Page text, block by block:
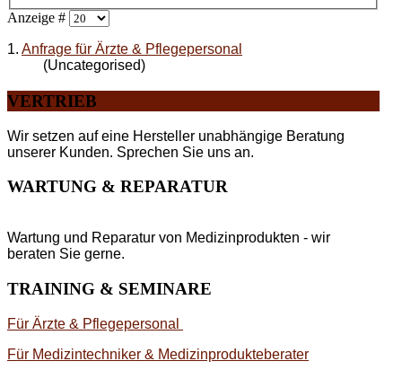
Anzeige #
1. Anfrage für Ärzte & Pflegepersonal
(Uncategorised)
VERTRIEB
Wir setzen auf eine Hersteller unabhängige Beratung
unserer Kunden. Sprechen Sie uns an.
WARTUNG & REPARATUR
Wartung und Reparatur von Medizinprodukten - wir
beraten Sie gerne.
TRAINING & SEMINARE
Für Ärzte & Pflegepersonal
Für Medizintechniker & Medizinprodukteberater